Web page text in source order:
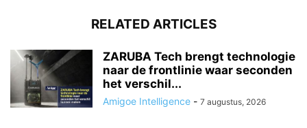
RELATED ARTICLES
ZARUBA Tech brengt technologie
naar de frontlinie waar seconden
het verschil...
Amigoe Intelligence - 7 augustus, 2026